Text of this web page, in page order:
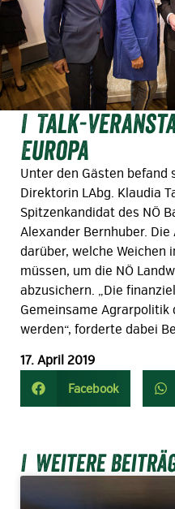
Talk-
Europa
Unter den Gästen befand
Direktorin LAbg. Klaudia
Spitzenkandidat des NÖ
Alexander Bernhuber.
darüber, welche Weichen
müssen, um die NÖ
abzusichern. „Die
Gemeinsame
werden“, forderte dabei
17. April 2019
Facebook
Weitere